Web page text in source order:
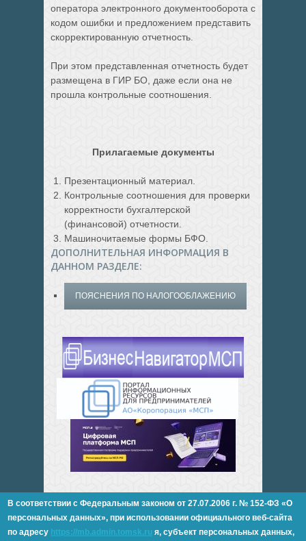
оператора электронного документооборота с
кодом ошибки и предложением представить
скорректированную отчетность.
При этом представленная отчетность будет
размещена в ГИР БО, даже если она не
прошла контрольные соотношения.
Прилагаемые документы
Презентационный материал.
Контрольные соотношения для проверки
корректности бухгалтерской
(финансовой) отчетности.
Машиночитаемые формы БФО.
ДОПОЛНИТЕЛЬНАЯ ИНФОРМАЦИЯ В
ДАННОМ РАЗДЕЛЕ:
ПОЯСНЕНИЯ ПО НАЛОГООБЛАЖЕНИЮ
В соответствии с Федеральным законом от 27.07.2006 г. № 152-ФЗ «О
персональных данных»,при использовании официального веб-сайта
по адресу https://mb.admin.tomsk.ru я, субъект персональных данных,